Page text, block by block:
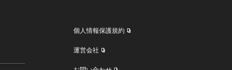
個人情報保護規約
運営会社